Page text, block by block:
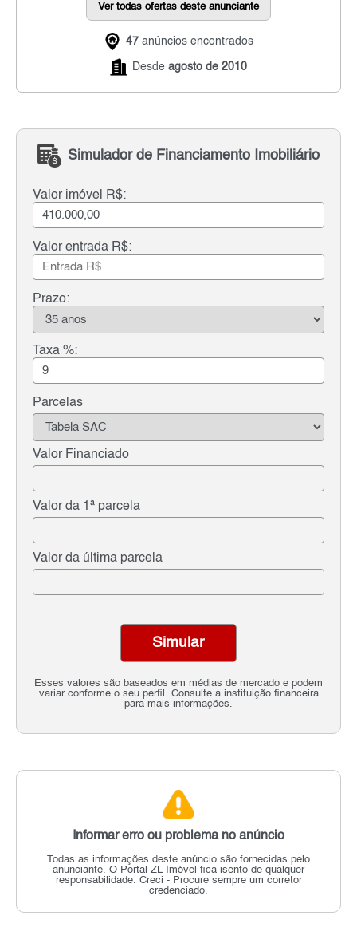
Ver todas ofertas deste anunciante
47 anúncios encontrados
Desde agosto de 2010
Simulador de Financiamento Imobiliário
Valor imóvel R$:
Valor entrada R$:
Prazo:
Taxa %:
Parcelas
Valor Financiado
Valor da 1ª parcela
Valor da última parcela
Esses valores são baseados em médias de mercado e podem
variar conforme o seu perfil. Consulte a instituição financeira
para mais informações.
Simular
Informar erro ou problema no anúncio
Todas as informações deste anúncio são fornecidas pelo
anunciante. O Portal ZL Imóvel fica isento de qualquer
responsabilidade. Creci - Procure sempre um corretor
credenciado.